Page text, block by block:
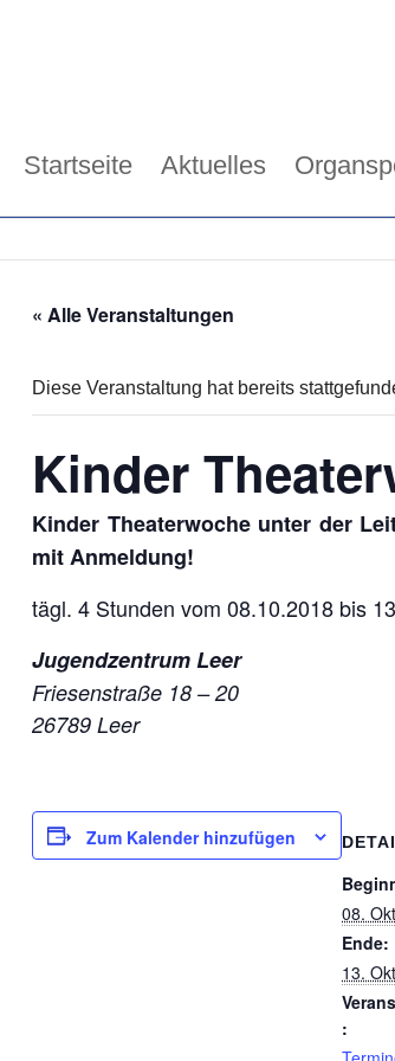
Startseite Aktuelles
« Alle Veranstaltungen
Diese Veranstaltung hat bereits
Kinder
Kinder Theaterwoche unter der
mit Anmeldung!
tägl. 4 Stunden vom 08.10.2018 bis
Jugendzentrum Leer
Friesenstraße 18 – 20
26789 Leer
Zum Kalender hinzufügen
08.
Ende:
13.
: